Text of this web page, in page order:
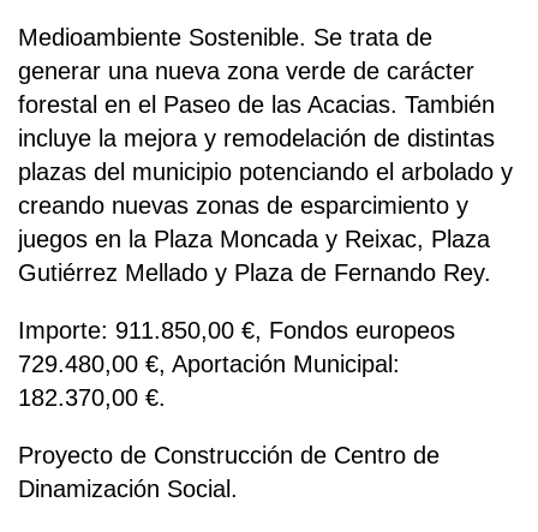
Medioambiente Sostenible. Se trata de
generar una nueva zona verde de carácter
forestal en el Paseo de las Acacias. También
incluye la mejora y remodelación de distintas
plazas del municipio potenciando el arbolado y
creando nuevas zonas de esparcimiento y
juegos en la Plaza Moncada y Reixac, Plaza
Gutiérrez Mellado y Plaza de Fernando Rey.
Importe: 911.850,00 €, Fondos europeos
729.480,00 €, Aportación Municipal:
182.370,00 €.
Proyecto de Construcción de Centro de
Dinamización Social.